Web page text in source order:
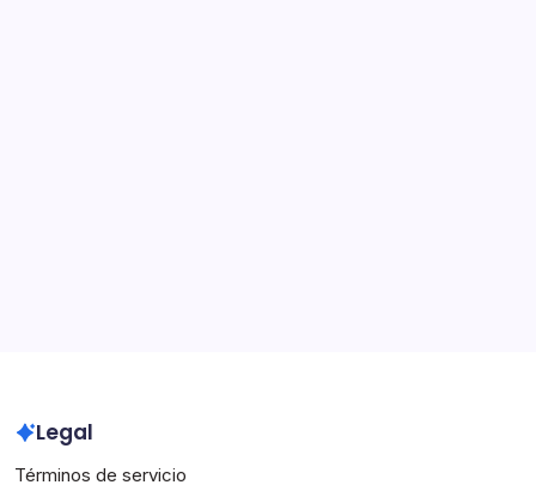
Legal
Términos de servicio